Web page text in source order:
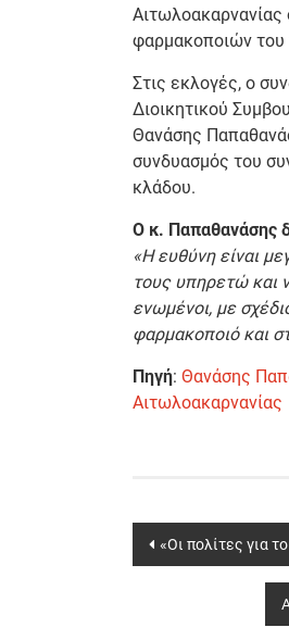
φαρμακοποιών του
Στις εκλογές, ο
Διοικητικού
Θανάσης
συνδυασμός του
κλάδου.
Ο κ. Παπαθανάσης
«Η ευθύνη είναι
τους υπηρετώ και
ενωμένοι, με
φαρμακοποιό και
Πηγή: Θανάσης
Αιτωλοακαρνανίας
Post
navigation
«Οι πολίτες για